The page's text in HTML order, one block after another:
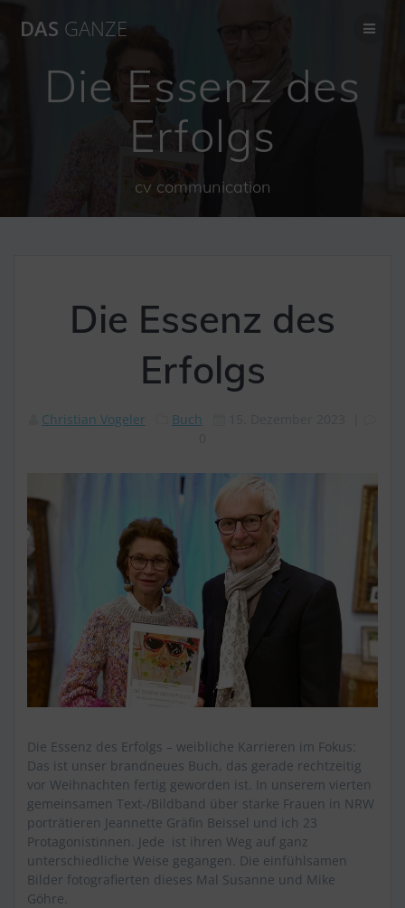
DAS GANZE
Die Essenz des
Erfolgs
cv communication
Die Essenz des
Erfolgs
Christian Vogeler Buch
Die Essenz des Erfolgs – weibliche Karrieren im Fokus:
Das ist unser brandneues Buch, das gerade rechtzeitig
vor Weihnachten fertig geworden ist. In unserem vierten
gemeinsamen Text-/Bildband über starke Frauen in NRW
porträtieren Jeannette Gräfin Beissel und ich 23
Protagonistinnen. Jede ist ihren Weg auf ganz
unterschiedliche Weise gegangen. Die einfühlsamen
Bilder fotografierten dieses Mal Susanne und Mike
Göhre.